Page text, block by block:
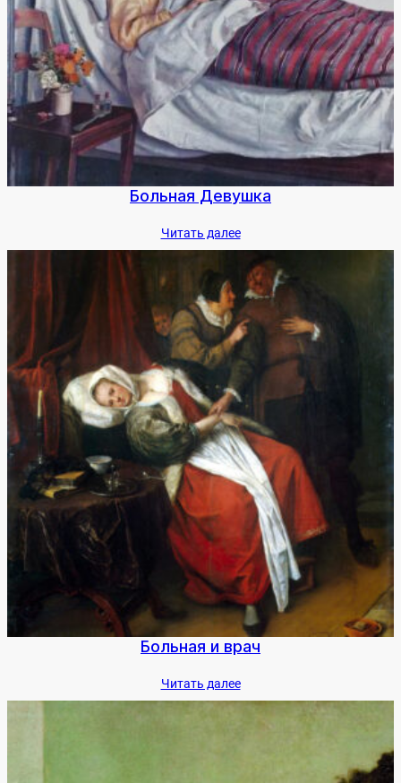
Боль­ная Де­вуш­ка
Чи­тать да­лее
Боль­ная и врач
Чи­тать да­лее